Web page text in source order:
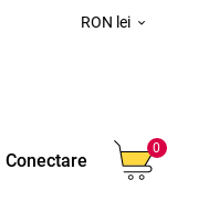
RON lei 
Conectare
0